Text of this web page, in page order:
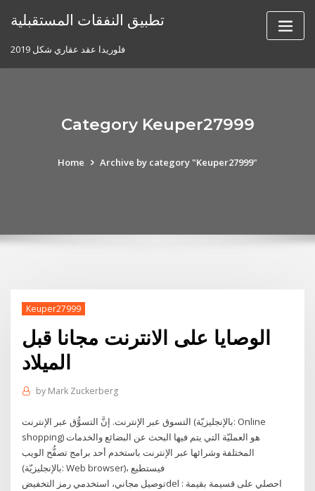
تطبيق النفقات المستقبلية
فلوريدا عقد عقاري شكل 2019
Category Keuper27999
Home Archive by category "Keuper27999"
Keuper27999
الوصايا على الانترنت مجانا قبل
الميلاد
by Mark Zuckerberg
التسوق عبر الإنترنت. إنَّ التسوُّق عبر الإنترنت (بالإنجليزيّة: Online
shopping) هو العمليّة التي يتم فيها البحث عن البضائع والخدمات
المختلفة وشرائها عبر الإنترنت باستخدم أحد برامج تصفُّح الويب
(بالإنجليزيّة: Web browser)، فيستطيع
توصيل مجاني، استخدمي رمز التخفيضdel : احصلي على قسيمة بقيمة